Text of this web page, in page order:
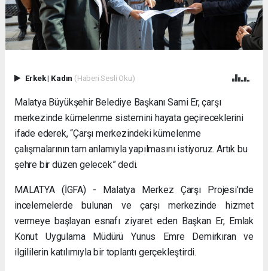
Erkek| Kadın (Haberi Sesli Oku)
Malatya Büyükşehir Belediye Başkanı Sami Er, çarşı
merkezinde kümelenme sistemini hayata geçireceklerini
ifade ederek, “Çarşı merkezindeki kümelenme
çalışmalarının tam anlamıyla yapılmasını istiyoruz. Artık bu
şehre bir düzen gelecek” dedi.
MALATYA (İGFA) - Malatya Merkez Çarşı Projesi'nde
incelemelerde bulunan ve çarşı merkezinde hizmet
vermeye başlayan esnafı ziyaret eden Başkan Er, Emlak
Konut Uygulama Müdürü Yunus Emre Demirkıran ve
ilgililerin katılımıyla bir toplantı gerçekleştirdi.